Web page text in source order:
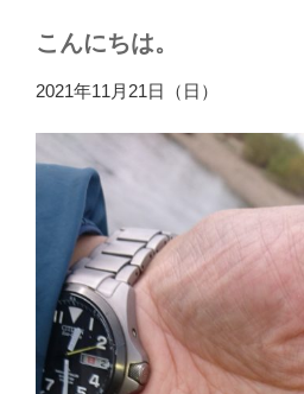
こんにちは。
2021年11月21日（日）